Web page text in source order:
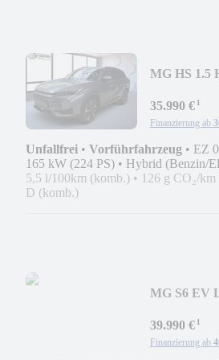
MG HS 1.5
35.990 €¹
Finanzierung ab
Unfallfrei • Vorführfahrzeug • EZ
165 kW (224 PS) • Hybrid (Benzin/
5,5 l/100km (komb.) • 126 g CO₂/
D (komb.)
MG S6 EV
39.990 €¹
Finanzierung ab